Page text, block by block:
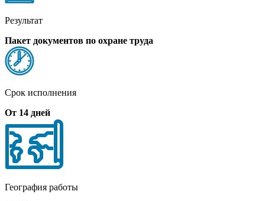
Результат
Пакет документов по охране труда
Срок исполнения
От 14 дней
География работы